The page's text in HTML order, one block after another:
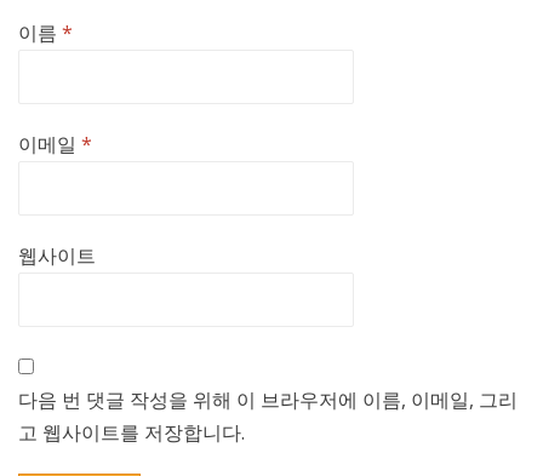
이름 *
이메일 *
웹사이트
다음 번 댓글 작성을 위해 이 브라우저에 이름, 이메일, 그리
고 웹사이트를 저장합니다.